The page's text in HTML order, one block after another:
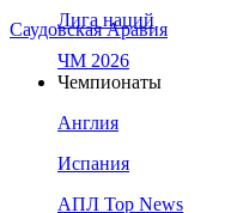
Саудовская Аравия
Лига наций
ЧМ 2026
Чемпионаты
Англия
Испания
АПЛ Top News